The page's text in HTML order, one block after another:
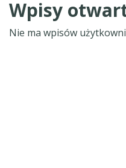
Wpisy
Nie ma wpisów